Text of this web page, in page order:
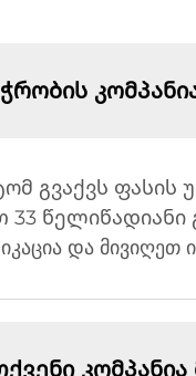
გვაქვს ფასის
წელიწადიანი
და
კომპანია